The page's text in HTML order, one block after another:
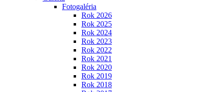
Fotogaléria
Rok 2026
Rok 2025
Rok 2024
Rok 2023
Rok 2022
Rok 2021
Rok 2020
Rok 2019
Rok 2018